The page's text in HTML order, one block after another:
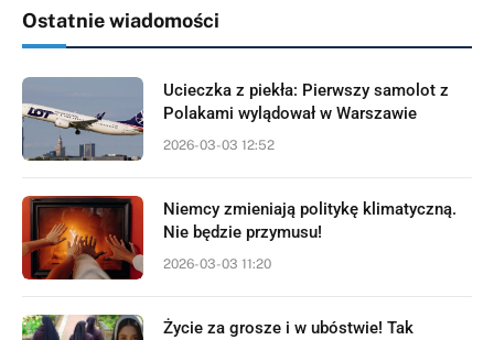
Ostatnie wiadomości
Ucieczka z piekła: Pierwszy samolot z
Polakami wylądował w Warszawie
2026-03-03 12:52
Niemcy zmieniają politykę klimatyczną.
Nie będzie przymusu!
2026-03-03 11:20
Życie za grosze i w ubóstwie! Tak